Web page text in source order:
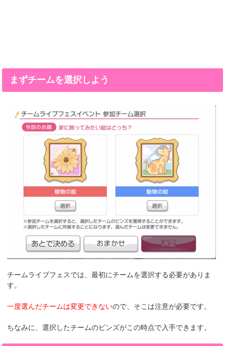
まずチームを選択しよう
チームライブフェスでは、最初にチームを選択する必要がありま
す。
一度選んだチームは変更できないので、そこは注意が必要です。
ちなみに、選択したチームのピンズがこの時点で入手できます。